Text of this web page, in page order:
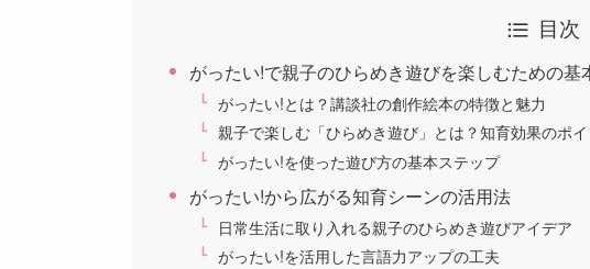
目次
がったい!で親子のひらめき遊びを楽しむための基
がったい!とは？講談社の創作絵本の特徴と魅力
親子で楽しむ「ひらめき遊び」とは？知育効果のポイ
がったい!を使った遊び方の基本ステップ
がったい!から広がる知育シーンの活用法
日常生活に取り入れる親子のひらめき遊びアイデア
がったい!を活用した言語力アップの工夫